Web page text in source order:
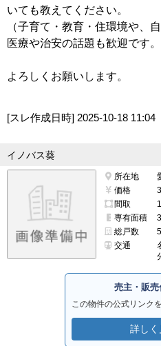
いても教えてください。
（子育て・教育・住環境や、
医療や治安の話題も歓迎です。
よろしくお願いします。
[スレ作成日時] 2025-10-18 11:04
イノバス葵
所在地
価格
間取
専有面積
総戸数
交通
売主・販
この物件の公式リンク
詳しく